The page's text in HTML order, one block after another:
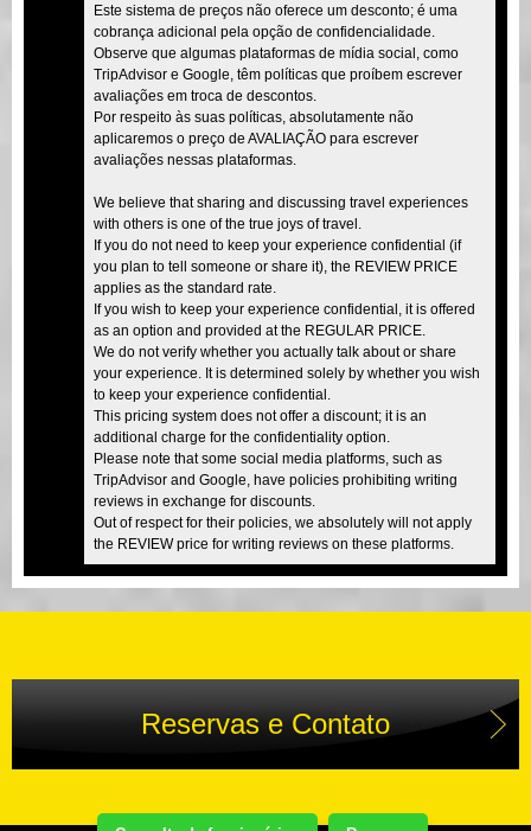
Este sistema de preços não oferece um desconto; é uma
cobrança adicional pela opção de confidencialidade.
Observe que algumas plataformas de mídia social, como
TripAdvisor e Google, têm políticas que proíbem escrever
avaliações em troca de descontos.
Por respeito às suas políticas, absolutamente não
aplicaremos o preço de AVALIAÇÃO para escrever
avaliações nessas plataformas.
We believe that sharing and discussing travel experiences
with others is one of the true joys of travel.
If you do not need to keep your experience confidential (if
you plan to tell someone or share it), the REVIEW PRICE
applies as the standard rate.
If you wish to keep your experience confidential, it is offered
as an option and provided at the REGULAR PRICE.
We do not verify whether you actually talk about or share
your experience. It is determined solely by whether you wish
to keep your experience confidential.
This pricing system does not offer a discount; it is an
additional charge for the confidentiality option.
Please note that some social media platforms, such as
TripAdvisor and Google, have policies prohibiting writing
reviews in exchange for discounts.
Out of respect for their policies, we absolutely will not apply
the REVIEW price for writing reviews on these platforms.
Reservas e Contato